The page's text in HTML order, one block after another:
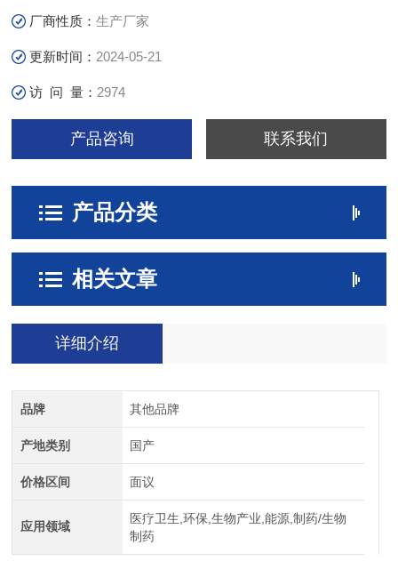
板的使用寿命。
厂商性质：生产厂家
更新时间： 2024-05-21
访 问 量： 2974
产品咨询 联系我们
产品分类
相关文章
详细介绍
品牌 其他品牌
产地类别 国产
价格区间 面议
应用领域
医疗卫生,环保,生物产业,能源,制药/生物
制药